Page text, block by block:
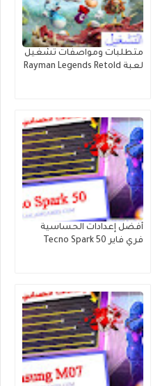
متطلبات ومواصفات تشغيل
لعبة Rayman Legends Retold
أفضل إعدادات الحساسية
فري فاير Tecno Spark 50